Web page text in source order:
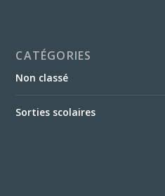
CATÉGORIES
Non classé
Sorties scolaires